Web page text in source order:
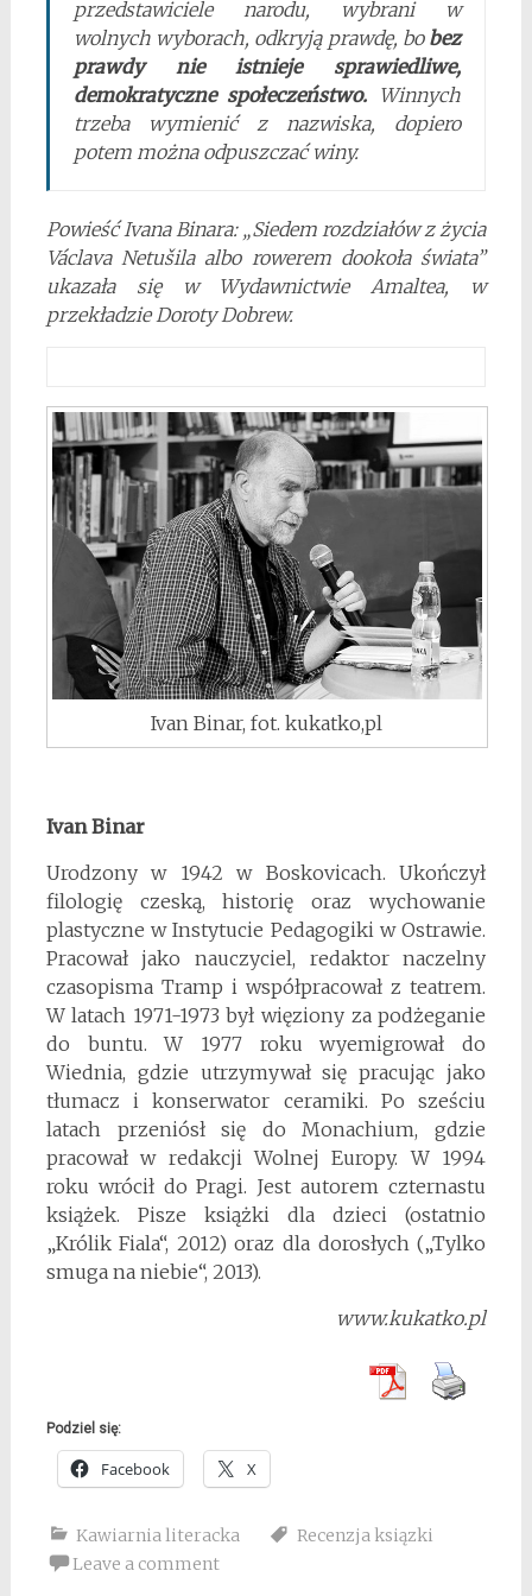
przedstawiciele narodu, wybrani w
wolnych wyborach, odkryją prawdę, bo bez
prawdy nie istnieje sprawiedliwe,
demokratyczne społeczeństwo. Winnych
trzeba wymienić z nazwiska, dopiero
potem można odpuszczać winy.
Powieść Ivana Binara: „Siedem rozdziałów z życia
Václava Netušila albo rowerem dookoła świata”
ukazała się w Wydawnictwie Amaltea, w
przekładzie Doroty Dobrew.
Ivan Binar, fot. kukatko,pl
Ivan Binar
Urodzony w 1942 w Boskovicach. Ukończył
filologię czeską, historię oraz wychowanie
plastyczne w Instytucie Pedagogiki w Ostrawie.
Pracował jako nauczyciel, redaktor naczelny
czasopisma Tramp i współpracował z teatrem.
W latach 1971-1973 był więziony za podżeganie
do buntu. W 1977 roku wyemigrował do
Wiednia, gdzie utrzymywał się pracując jako
tłumacz i konserwator ceramiki. Po sześciu
latach przeniósł się do Monachium, gdzie
pracował w redakcji Wolnej Europy. W 1994
roku wrócił do Pragi. Jest autorem czternastu
książek. Pisze książki dla dzieci (ostatnio
„Królik Fiala“, 2012) oraz dla dorosłych („Tylko
smuga na niebie“, 2013).
www.kukatko.pl
Podziel się:
Facebook X
Kawiarnia literacka
Recenzja ksiązki
Leave a comment